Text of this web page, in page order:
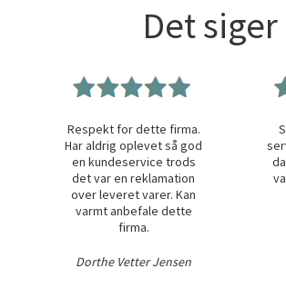
Det
Respekt for dette firma.
Har aldrig oplevet så god
en kundeservice trods
det var en reklamation
over leveret varer. Kan
varmt anbefale dette
firma.
Dorthe Vetter Jensen